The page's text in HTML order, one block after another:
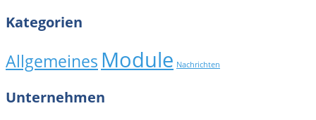
Kategorien
Allgemeines Module Nachrichten
Unternehmen